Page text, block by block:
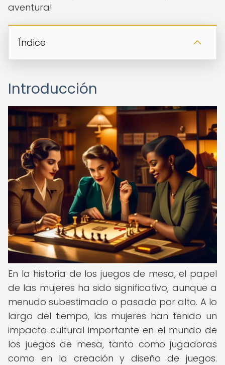
aventura!
Índice
Introducción
En la historia de los juegos de mesa, el papel
de las mujeres ha sido significativo, aunque a
menudo subestimado o pasado por alto. A lo
largo del tiempo, las mujeres han tenido un
impacto cultural importante en el mundo de
los juegos de mesa, tanto como jugadoras
como en la creación y diseño de juegos.